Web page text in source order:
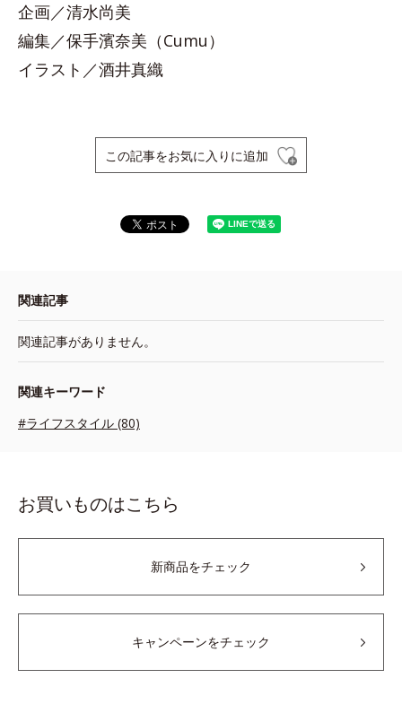
企画／清水尚美
編集／保手濱奈美（Cumu）
イラスト／酒井真織
この記事をお気に入りに追加
関連記事
関連記事がありません。
関連キーワード
#ライフスタイル (80)
お買いものはこちら
新商品をチェック
キャンペーンをチェック